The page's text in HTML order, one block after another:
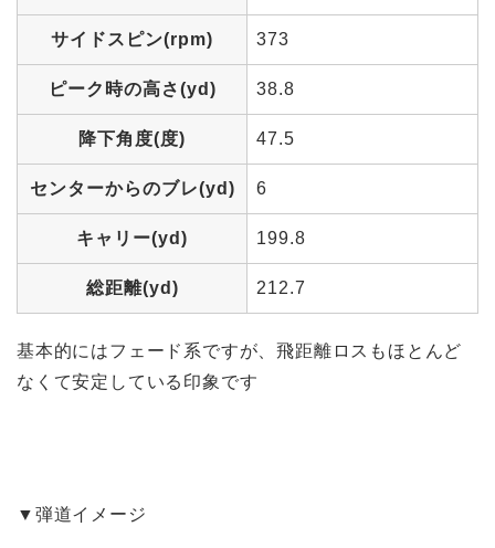
サイドスピン(rpm) 373
ピーク時の高さ(yd) 38.8
降下角度(度) 47.5
センターからのブレ(yd) 6
キャリー(yd) 199.8
総距離(yd) 212.7
基本的にはフェード系ですが、飛距離ロスもほとんど
なくて安定している印象です
▼弾道イメージ